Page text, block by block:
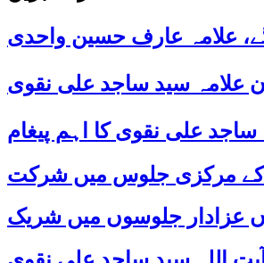
علامہ عارف حسین واحدی
علامہ سید ساجد علی نقوی
کے مرکزی جلوس میں شرکت